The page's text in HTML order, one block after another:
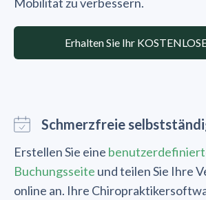
Erhalten Sie Ihr
Schmerzfreie
Erstellen Sie eine
Buchungsseite und teilen Sie Ihre
online an. Ihre